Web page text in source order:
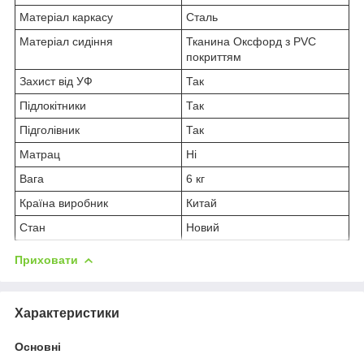
Матеріал каркасу
Сталь
Матеріал сидіння
Тканина Оксфорд з PVC
покриттям
Захист від УФ
Так
Підлокітники
Так
Підголівник
Так
Матрац
Ні
Вага
6 кг
Країна виробник
Китай
Стан
Новий
Приховати
Характеристики
Основні